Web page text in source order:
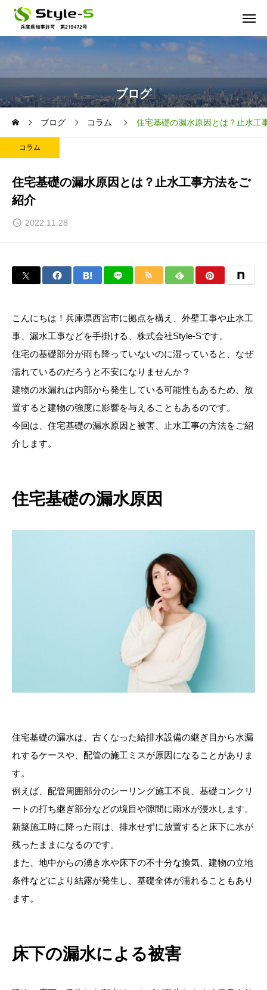
ブログ
ブログ コラム 住宅基礎の漏水原因とは？止水工
コラム
住宅基礎の漏水原因とは？止水工事方法をご
紹介
2022.11.28
こんにちは！兵庫県西宮市に拠点を構え、外壁工事や止水工
事、漏水工事などを手掛ける、株式会社Style-Sです。
住宅の基礎部分が雨も降っていないのに湿っていると、なぜ
濡れているのだろうと不安になりませんか？
建物の水漏れは内部から発生している可能性もあるため、放
置すると建物の強度に影響を与えることもあるのです。
今回は、住宅基礎の漏水原因と被害、止水工事の方法をご紹
介します。
住宅基礎の漏水原因
住宅基礎の漏水は、古くなった給排水設備の継ぎ目から水漏
れするケースや、配管の施工ミスが原因になることがありま
す。
例えば、配管周囲部分のシーリング施工不良、基礎コンクリ
ートの打ち継ぎ部分などの境目や隙間に雨水が浸水します。
新築施工時に降った雨は、排水せずに放置すると床下に水が
残ったままになるのです。
また、地中からの湧き水や床下の不十分な換気、建物の立地
条件などにより結露が発生し、基礎全体が濡れることもあり
ます。
床下の漏水による被害